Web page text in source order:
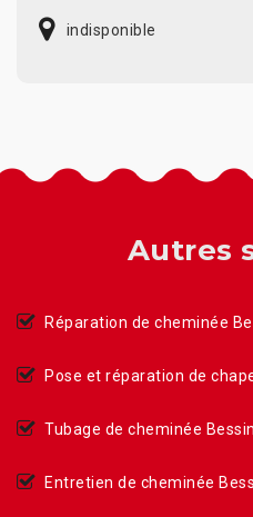
indisponible
Autres
Réparation de cheminée
Pose et réparation de
Tubage de cheminée
Entretien de cheminée